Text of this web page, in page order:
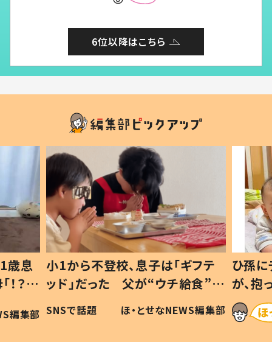
6位以降はこちら
歳息
？」
編集部
小1から不登校、息子は「ギフテ
ッド」だった 父が“ウチ給食”を
作り続ける理由とは #令和の親
#令和の子
SNSで話題 ほ・とせなNEWS編集部
ひ孫
が、
「涙が
い」